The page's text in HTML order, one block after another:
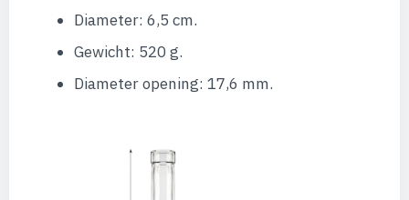
Diameter: 6,5 cm.
Gewicht: 520 g.
Diameter opening: 17,6 mm.